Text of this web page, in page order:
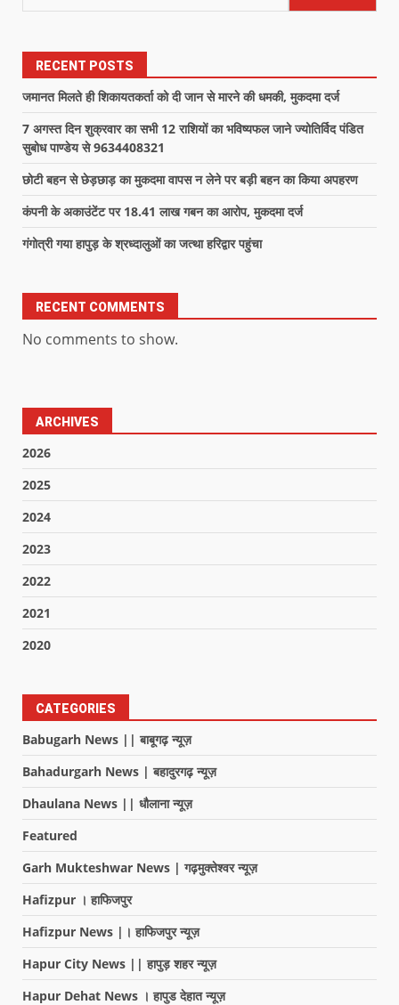
RECENT POSTS
जमानत मिलते ही शिकायतकर्ता को दी जान से मारने की धमकी, मुकदमा दर्ज
7 अगस्त दिन शुक्रवार का सभी 12 राशियों का भविष्यफल जाने ज्योतिर्विद पंडित
सुबोध पाण्डेय से 9634408321
छोटी बहन से छेड़छाड़ का मुकदमा वापस न लेने पर बड़ी बहन का किया अपहरण
कंपनी के अकाउंटेंट पर 18.41 लाख गबन का आरोप, मुकदमा दर्ज
गंगोत्री गया हापुड़ के श्रध्दालुओं का जत्था हरिद्वार पहुंचा
RECENT COMMENTS
No comments to show.
ARCHIVES
2026
2025
2024
2023
2022
2021
2020
CATEGORIES
Babugarh News || बाबूगढ़ न्यूज़
Bahadurgarh News | बहादुरगढ़ न्यूज़
Dhaulana News || धौलाना न्यूज़
Featured
Garh Mukteshwar News | गढ़मुक्तेश्वर न्यूज़
Hafizpur । हाफिजपुर
Hafizpur News |। हाफिजपुर न्यूज़
Hapur City News || हापुड़ शहर न्यूज़
Hapur Dehat News । हापुड देहात न्यूज़